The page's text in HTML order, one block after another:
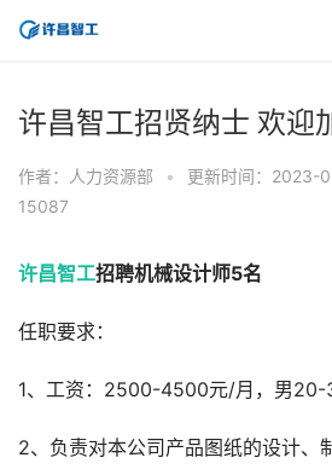
许昌智工招贤纳士 欢迎
作者：人力资源部 • 更新时间：2023-
15087
许昌智工招聘机械设计师5名
任职要求：
1、工资：2500-4500元/月，男20-
2、负责对本公司产品图纸的设计、